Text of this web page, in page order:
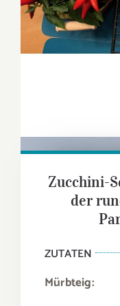
Zucchini-
der
ZUTATEN
Mürbteig: